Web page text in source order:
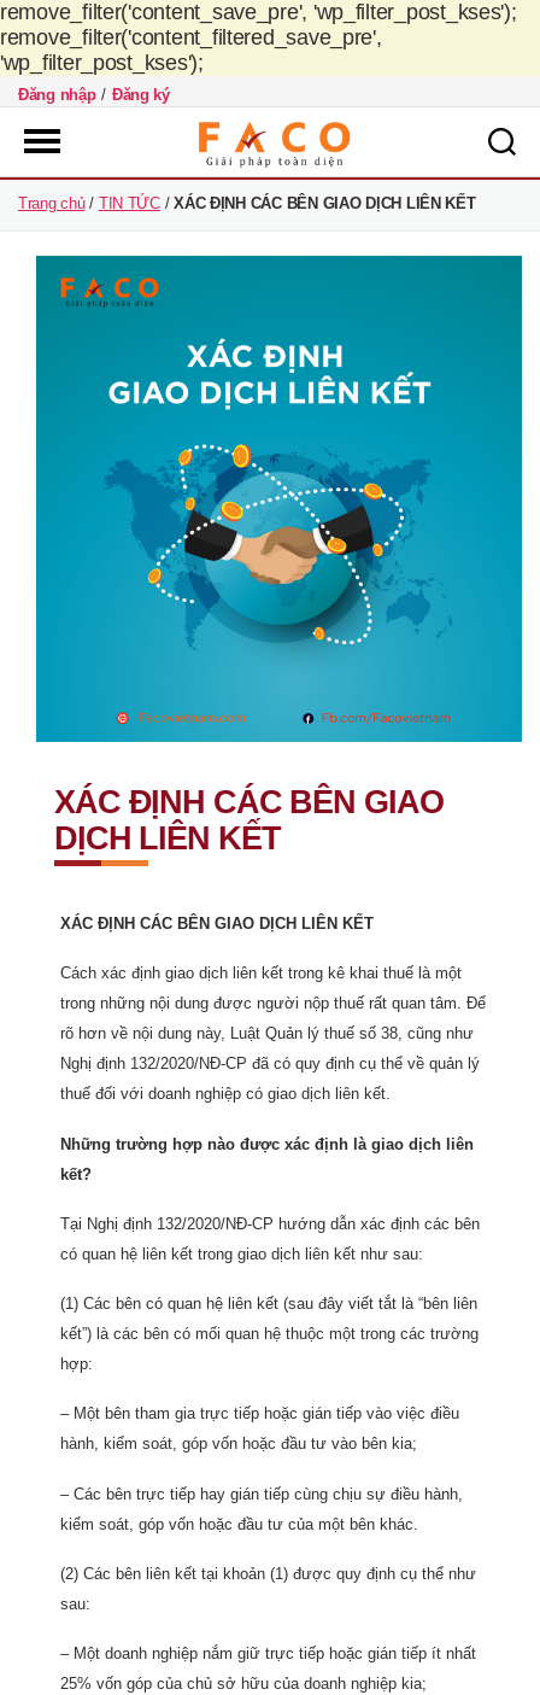
remove_filter('content_save_pre', 'wp_filter_post_kses');
remove_filter('content_filtered_save_pre',
'wp_filter_post_kses');
Đăng nhập / Đăng ký
FACO
Việt
Trang chủ/ TIN TỨC/XÁC ĐỊNH CÁC BÊN GIAO DỊCH LIÊN KẾT
XÁC ĐỊNH CÁC BÊN GIAO
DỊCH LIÊN KẾT
XÁC ĐỊNH CÁC BÊN GIAO DỊCH LIÊN KẾT
Cách xác định giao dịch liên kết trong kê khai thuế là một
trong những nội dung được người nộp thuế rất quan tâm. Để
rõ hơn về nội dung này, Luật Quản lý thuế số 38, cũng như
Nghị định 132/2020/NĐ-CP đã có quy định cụ thể về quản lý
thuế đối với doanh nghiệp có giao dịch liên kết.
Những trường hợp nào được xác định là giao dịch liên
kết?
Tại Nghị định 132/2020/NĐ-CP hướng dẫn xác định các bên
có quan hệ liên kết trong giao dịch liên kết như sau:
(1) Các bên có quan hệ liên kết (sau đây viết tắt là “bên liên
kết”) là các bên có mối quan hệ thuộc một trong các trường
hợp:
– Một bên tham gia trực tiếp hoặc gián tiếp vào việc điều
hành, kiểm soát, góp vốn hoặc đầu tư vào bên kia;
– Các bên trực tiếp hay gián tiếp cùng chịu sự điều hành,
kiểm soát, góp vốn hoặc đầu tư của một bên khác.
(2) Các bên liên kết tại khoản (1) được quy định cụ thể như
sau:
– Một doanh nghiệp nắm giữ trực tiếp hoặc gián tiếp ít nhất
25% vốn góp của chủ sở hữu của doanh nghiệp kia;